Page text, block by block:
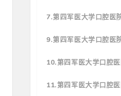
7.第四军医大学口腔医
9.第四军医大学口腔医
10.第四军医大学口腔
11.第四军医大学口腔